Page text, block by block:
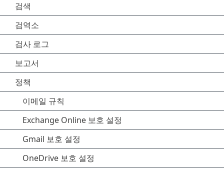
검색
검역소
검사 로그
보고서
정책
이메일 규칙
Exchange Online 보호 설정
Gmail 보호 설정
OneDrive 보호 설정